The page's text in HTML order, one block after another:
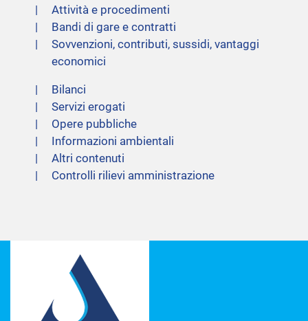
Attività e procedimenti
Bandi di gare e contratti
Sovvenzioni, contributi, sussidi, vantaggi
economici
Bilanci
Servizi erogati
Opere pubbliche
Informazioni ambientali
Altri contenuti
Controlli rilievi amministrazione